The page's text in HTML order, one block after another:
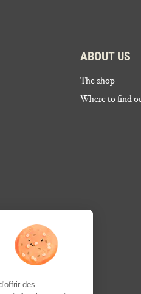
ABOUT US
The shop
Where to find